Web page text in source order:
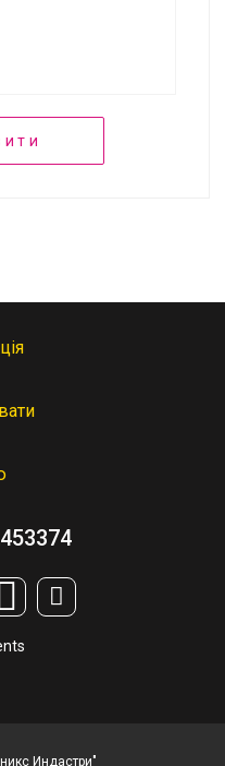
Индастри"